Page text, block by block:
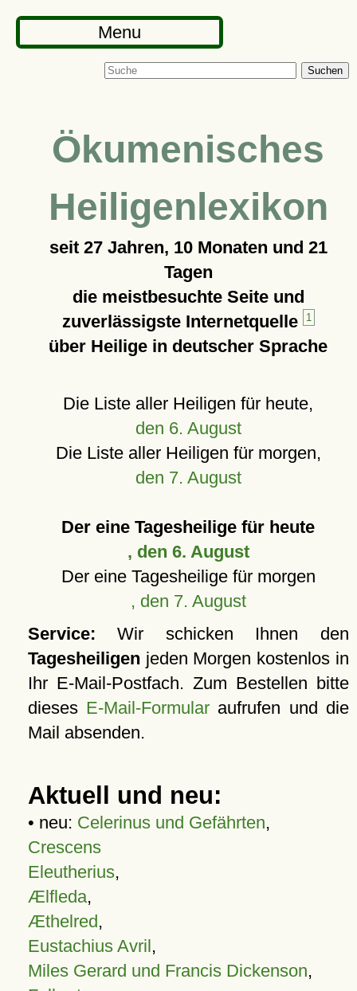
Menu
Suchen
Ökumenisches
Heiligenlexikon
seit 27 Jahren, 10 Monaten und 21
Tagen
die meistbesuchte Seite und
zuverlässigste Internetquelle
1
über Heilige in deutscher Sprache
Die Liste aller Heiligen für heute,
den 6. August
Die Liste aller Heiligen für morgen,
den 7. August
Der eine Tagesheilige für heute
, den 6. August
Der eine Tagesheilige für morgen
, den 7. August
Service: Wir schicken Ihnen den
Tagesheiligen jeden Morgen kostenlos in
Ihr E-Mail-Postfach. Zum Bestellen bitte
dieses E-Mail-Formular aufrufen und die
Mail absenden.
Aktuell und neu:
• neu: Celerinus und Gefährten,
Crescens
Eleutherius,
Ælfleda,
Æthelred,
Eustachius Avril,
Miles Gerard und Francis Dickenson,